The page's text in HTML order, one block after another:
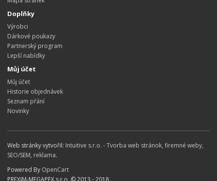
Doplňky
Výrobci
Dárkové poukazy
Partnerský program
Lepší nabídky
Můj účet
Můj účet
Historie objednávek
Seznam přání
Novinky
Web stránky vytvořil: Intuitive s.r.o. - Tvorba web stránok, firemné weby,
SEO/SEM, reklama.
Powered By OpenCart
PREXIM-MEGAPEX s.r.o. © 2013 - 2018